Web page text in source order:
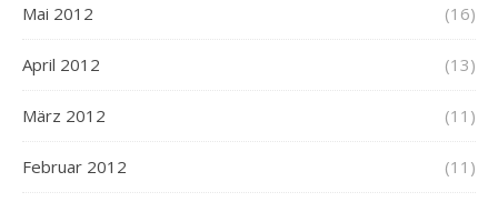
Mai 2012 (16)
April 2012 (13)
März 2012 (11)
Februar 2012 (11)